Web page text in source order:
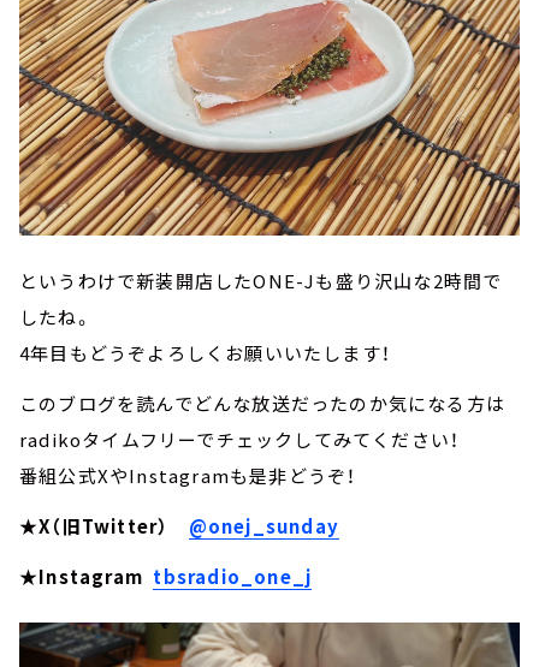
というわけで新装開店したONE-Jも盛り沢山な2時間で
したね。
4年目もどうぞよろしくお願いいたします！
このブログを読んでどんな放送だったのか気になる方は
radikoタイムフリーでチェックしてみてください！
番組公式XやInstagramも是非どうぞ！
★X（旧Twitter） @onej_sunday
★Instagram tbsradio_one_j